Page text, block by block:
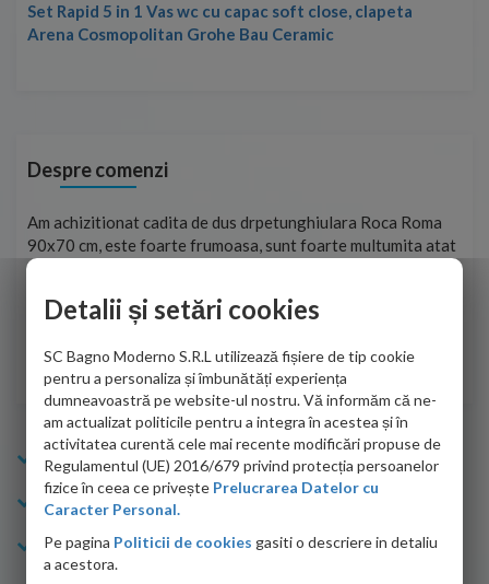
Set Rapid 5 in 1 Vas wc cu capac soft close, clapeta
Arena Cosmopolitan Grohe Bau Ceramic
Despre comenzi
Am achizitionat cadita de dus drpetunghiulara Roca Roma
90x70 cm, este foarte frumoasa, sunt foarte multumita atat
de personalul firmei dvs. cu care am colaborat in obtinerea
adus coletul in siguranta.Numai bine, va doresc!
Sofrone Viviana -28.07.2026
Info Bagno
Cumparaturi
Suport clienti
Detalii și setări cookies
SC Bagno Moderno S.R.L utilizează fișiere de tip cookie
pentru a personaliza și îmbunătăți experiența
dumneavoastră pe website-ul nostru. Vă informăm că ne-
am actualizat politicile pentru a integra în acestea și în
activitatea curentă cele mai recente modificări propuse de
Regulamentul (UE) 2016/679 privind protecția persoanelor
fizice în ceea ce privește Prelucrarea Datelor cu
Caracter Personal.
Pe pagina Politicii de cookies gasiti o descriere in detaliu
a acestora.